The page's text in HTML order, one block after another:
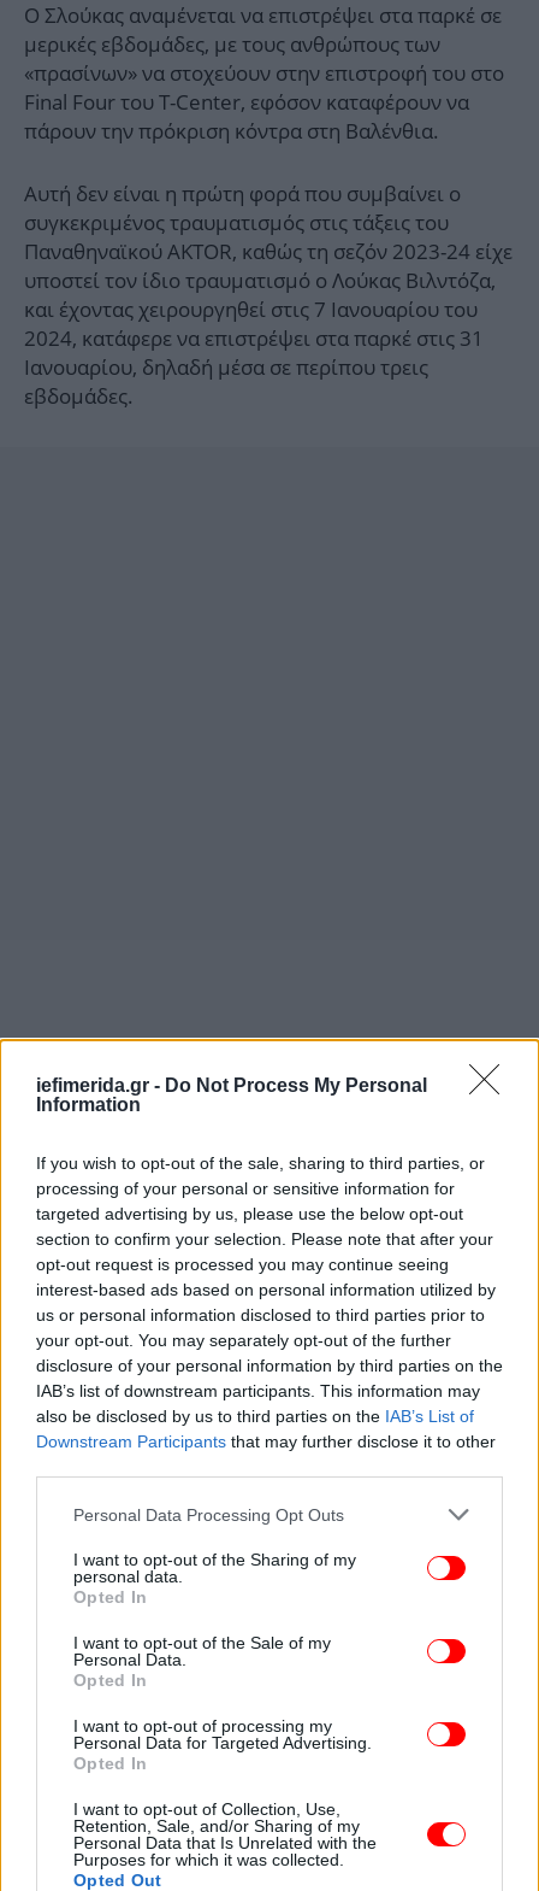
iefimerida.gr - Do Not Process My Personal
Information
If you wish to opt-out of the sale, sharing to third parties, or
processing of your personal or sensitive information for
targeted advertising by us, please use the below opt-out
section to confirm your selection. Please note that after your
opt-out request is processed you may continue seeing
interest-based ads based on personal information utilized by
us or personal information disclosed to third parties prior to
your opt-out. You may separately opt-out of the further
disclosure of your personal information by third parties on the
IAB’s list of downstream participants. This information may
also be disclosed by us to third parties on the IAB’s List of
Downstream Participants that may further disclose it to other
Please note that this website/app uses one or more Google
not limited to your visit or usage behaviour. You may click to
grant or deny consent to Google and its third-party tags to
use your data for below specified purposes in below Google
consent section.
Personal Data Processing Opt Outs
I want to opt-out of the Sharing of my
personal data.
Opted In
I want to opt-out of the Sale of my
Personal Data.
Opted In
I want to opt-out of processing my
Personal Data for Targeted Advertising.
Opted In
I want to opt-out of Collection, Use,
Retention, Sale, and/or Sharing of my
Personal Data that Is Unrelated with the
Purposes for which it was collected.
Opted Out
Ο Σλούκας αναμένεται να επιστρέψει στα παρκέ σε
μερικές εβδομάδες, με τους ανθρώπους των
«πρασίνων» να στοχεύουν στην επιστροφή του στο
Final Four του T-Center, εφόσον καταφέρουν να
πάρουν την πρόκριση κόντρα στη Βαλένθια.
Αυτή δεν είναι η πρώτη φορά που συμβαίνει ο
συγκεκριμένος τραυματισμός στις τάξεις του
Παναθηναϊκού AKTOR, καθώς τη σεζόν 2023-24 είχε
υποστεί τον ίδιο τραυματισμό ο Λούκας Βιλντόζα,
και έχοντας χειρουργηθεί στις 7 Ιανουαρίου του
2024, κατάφερε να επιστρέψει στα παρκέ στις 31
Ιανουαρίου, δηλαδή μέσα σε περίπου τρεις
εβδομάδες.
Ο Σλούκας έχει 9,6 πόντους (49% στο δίποντο, 38%
στο τρίποντο, 91% στις βολές), 1,9 ριμπάουντ, 5,1
ασίστ και 12,6 μονάδες στο σύστημα αξιολόγησης
ανά 21:19 σε 38 αγώνες στη EuroLeague.
Η ενημέρωση της ΚΑΕ Παναθηναϊκός για το
χειρουργείο του Κώστα Σλούκα
«Ο Κώστας Σλούκας υποβλήθηκε το πρωί της Τρίτης
(28/4), στο νοσοκομείο «ΥΓΕΙΑ», σε επιτυχημένη
αρθροσκόπηση στο αριστερό γόνατο, λόγω ρήξης
έξω μηνίσκου, από τον επικεφαλής του ιατρικού
επιτελείου της ΚΑΕ Παναθηναϊκός AKTOR, Ιωάννη
Τριανταφυλλόπουλο με την αρωγή του επικεφαλής
του ιατρικού επιτελείου της ΠΑΕ Παναθηναϊκός,
Διονύση Χίσσα. Ευχόμαστε ταχεία ανάρρωση στον
αρχηγό μας».